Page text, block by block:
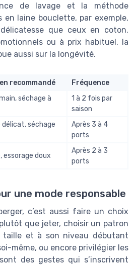
de lavage et la méthode
en laine bouclette, par exemple,
que ceux en coton.
ou à prix habituel, la
aussi sur la longévité.
recommandé
Fréquence
séchage à
1 à 2 fois par
saison
délicat, séchage
Après 3 à 4
ports
essorage doux
Après 2 à 3
ports
une mode responsable
c’est aussi faire un choix
que jeter, choisir un patron
taille et à son niveau débutant
même, ou encore privilégier les
des gestes qui s’inscrivent